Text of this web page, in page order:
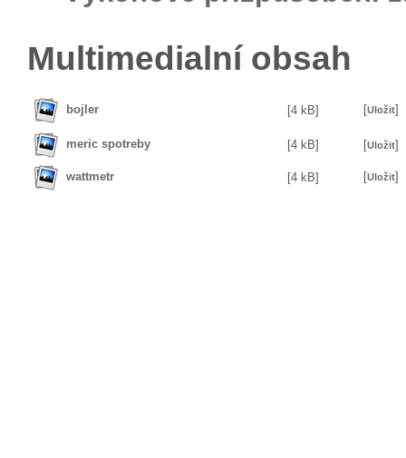
Multimedialní obsah
bojler [4 kB] [Uložit]
meric spotreby [4 kB] [Uložit]
wattmetr [4 kB] [Uložit]